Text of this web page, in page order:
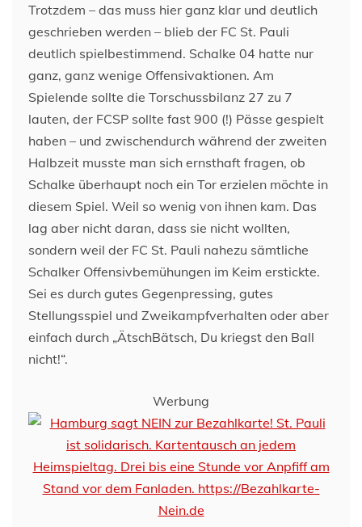
Trotzdem – das muss hier ganz klar und deutlich
geschrieben werden – blieb der FC St. Pauli
deutlich spielbestimmend. Schalke 04 hatte nur
ganz, ganz wenige Offensivaktionen. Am
Spielende sollte die Torschussbilanz 27 zu 7
lauten, der FCSP sollte fast 900 (!) Pässe gespielt
haben – und zwischendurch während der zweiten
Halbzeit musste man sich ernsthaft fragen, ob
Schalke überhaupt noch ein Tor erzielen möchte in
diesem Spiel. Weil so wenig von ihnen kam. Das
lag aber nicht daran, dass sie nicht wollten,
sondern weil der FC St. Pauli nahezu sämtliche
Schalker Offensivbemühungen im Keim erstickte.
Sei es durch gutes Gegenpressing, gutes
Stellungsspiel und Zweikampfverhalten oder aber
einfach durch „ÄtschBätsch, Du kriegst den Ball
nicht!“.
Werbung